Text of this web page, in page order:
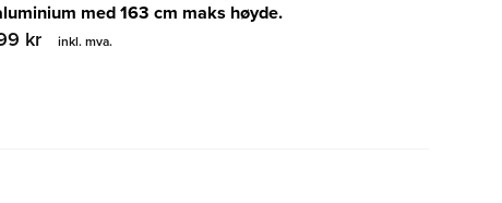
med 163 cm maks høyde.
kr inkl. mva.